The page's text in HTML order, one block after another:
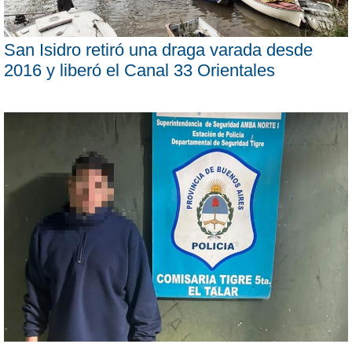
San Isidro retiró una draga varada desde
2016 y liberó el Canal 33 Orientales